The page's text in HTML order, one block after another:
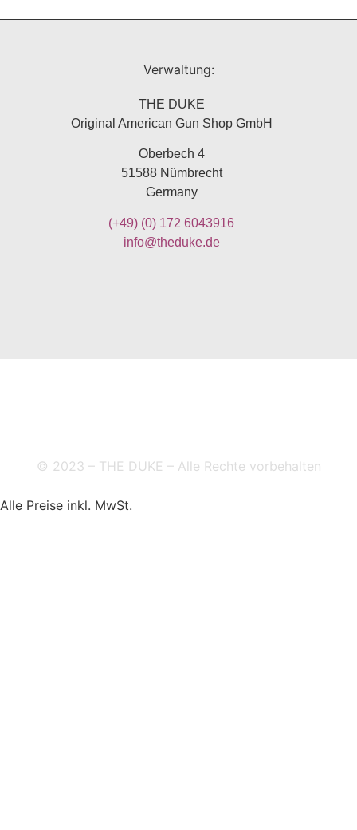
Verwaltung:
THE DUKE
Original American Gun Shop GmbH
Oberbech 4
51588 Nümbrecht
Germany
(+49) (0) 172 6043916
info@theduke.de
© 2023 – THE DUKE – Alle Rechte vorbehalten
Alle Preise inkl. MwSt.